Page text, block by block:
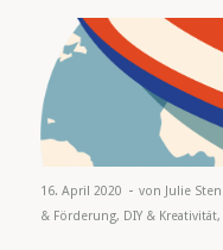
16. April 2020 - von Julie
& Förderung, DIY & Kreativität,